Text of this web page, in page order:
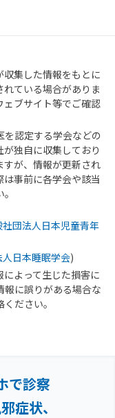
集した情報をもとに
ている場合がありま
ブサイト等でご確認
認定する学会などの
独自に収集しており
すが、情報が更新され
事前に各学会や該当
社団法人日本児童青年
日本睡眠学会)
よって生じた損害に
報に誤りがある場合な
ださい。
で診察
症状、